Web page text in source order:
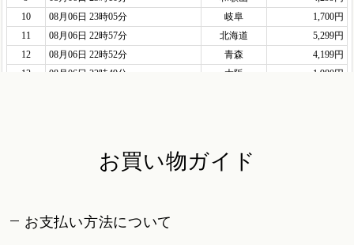
お買い物ガイド
お支払い方法について